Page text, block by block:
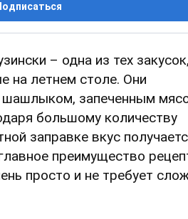
– одна из тех закусок,
на летнем столе. Они
шашлыком, запеченным
большому количеству
заправке вкус
преимущество
просто и не требует